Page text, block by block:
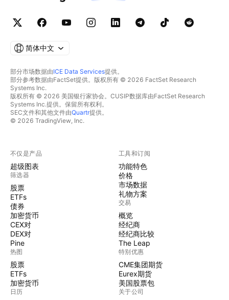
简体中文
部分市场数据由ICE Data Services提供。
部分参考数据由FactSet提供。版权所有 © 2026 FactSet Research
Systems Inc.
版权所有 © 2026 美国银行家协会。CUSIP数据库由FactSet Research
Systems Inc.提供。保留所有权利。
SEC文件和其他文件由Quartr提供。
© 2026 TradingView, Inc.
不仅是产品
超级图表
筛选器
股票
ETFs
债券
加密货币
CEX对
DEX对
Pine
热图
股票
ETFs
加密货币
日历
工具和订阅
功能特色
价格
市场数据
礼物方案
交易
概览
经纪商
经纪商比较
The Leap
特别优惠
CME集团期货
Eurex期货
美国股票包
关于公司